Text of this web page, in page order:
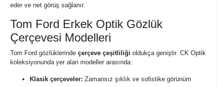
eder ve net görüş sağlanır.
Tom Ford Erkek Optik Gözlük
Çerçevesi Modelleri
Tom Ford gözlüklerinde çerçeve çeşitliliği oldukça geniştir. CK Optik
koleksiyonunda yer alan modeller arasında:
Klasik çerçeveler: Zamansız şıklık ve sofistike görünüm